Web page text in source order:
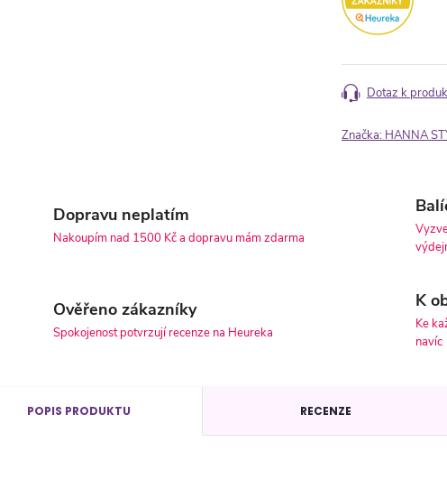
Dotaz k
Značka: HANNA
Dopravu neplatím
Nakoupím nad 1500 Kč a dopravu mám zdarma
Ověřeno zákazníky
Spokojenost potvrzují recenze na Heureka
K
Ke
navíc
POPIS PRODUKTU RECENZE